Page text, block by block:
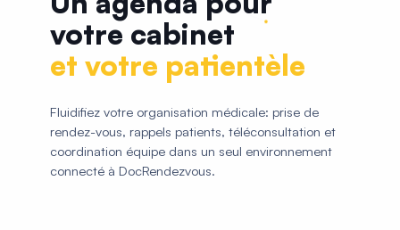
votre cabinet
et votre patientèle
Fluidifiez votre organisation médicale: prise de
rendez-vous, rappels patients, téléconsultation et
coordination équipe dans un seul environnement
connecté à DocRendezvous.